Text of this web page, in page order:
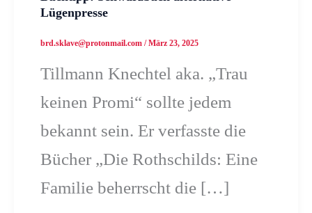
Lügenpresse
brd.sklave@protonmail.com /März 23, 2025
Tillmann Knechtel aka. „Trau
keinen Promi“ sollte jedem
bekannt sein. Er verfasste die
Bücher „Die Rothschilds: Eine
Familie beherrscht die […]